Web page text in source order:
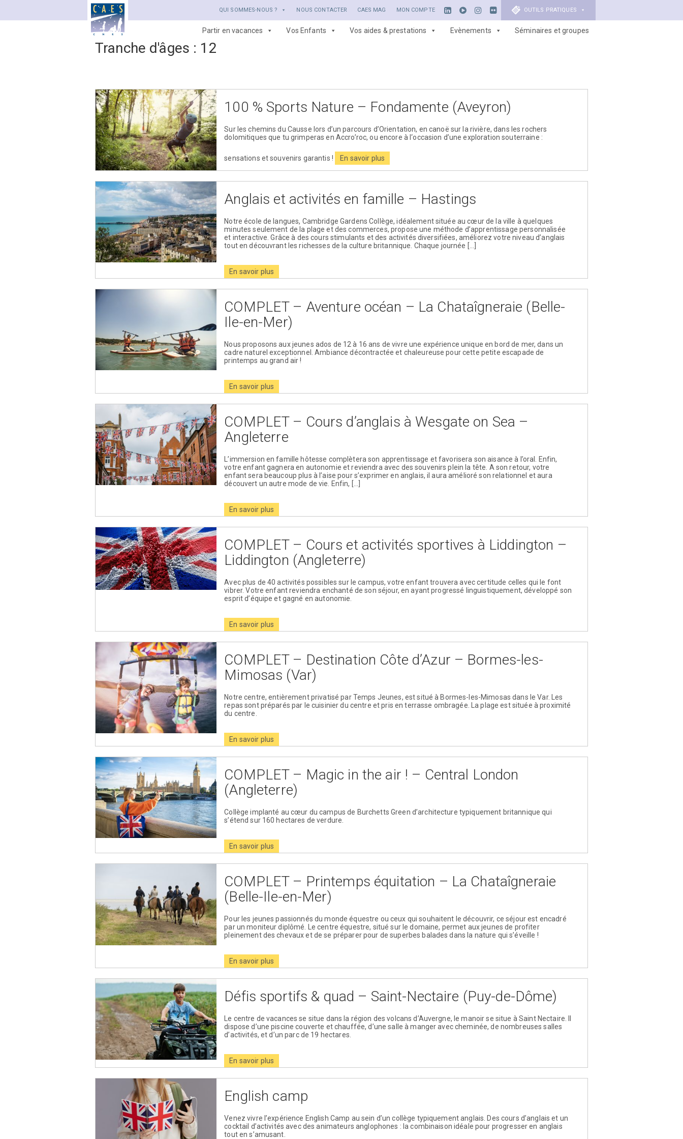
QUI SOMMES-NOUS ? NOUS CONTACTER CAES MAG MON COMPTE OUTILS PRATIQUES
Partir en vacances Vos Enfants Vos aides & prestations Evènements Séminaires et groupes
Tranche d'âges : 12
100 % Sports Nature – Fondamente (Aveyron)
Sur les chemins du Causse lors d’un parcours d’Orientation, en canoë sur la rivière, dans les rochers
dolomitiques que tu grimperas en Accro’roc, ou encore à l‘occasion d’une exploration souterraine :
sensations et souvenirs garantis ! En savoir plus
Anglais et activités en famille – Hastings
Notre école de langues, Cambridge Gardens Collège, idéalement située au cœur de la ville à quelques
minutes seulement de la plage et des commerces, propose une méthode d’apprentissage personnalisée
et interactive. Grâce à des cours stimulants et des activités diversifiées, améliorez votre niveau d’anglais
tout en découvrant les richesses de la culture britannique. Chaque journée […]
En savoir plus
COMPLET – Aventure océan – La Chataîgneraie (Belle-
Ile-en-Mer)
Nous proposons aux jeunes ados de 12 à 16 ans de vivre une expérience unique en bord de mer, dans un
cadre naturel exceptionnel. Ambiance décontractée et chaleureuse pour cette petite escapade de
printemps au grand air !
En savoir plus
COMPLET – Cours d’anglais à Wesgate on Sea –
Angleterre
L’immersion en famille hôtesse complètera son apprentissage et favorisera son aisance à l’oral. Enfin,
votre enfant gagnera en autonomie et reviendra avec des souvenirs plein la tête. A son retour, votre
enfant sera beaucoup plus à l’aise pour s’exprimer en anglais, il aura amélioré son relationnel et aura
découvert un autre mode de vie. Enfin, […]
En savoir plus
COMPLET – Cours et activités sportives à Liddington –
Liddington (Angleterre)
Avec plus de 40 activités possibles sur le campus, votre enfant trouvera avec certitude celles qui le font
vibrer. Votre enfant reviendra enchanté de son séjour, en ayant progressé linguistiquement, développé son
esprit d’équipe et gagné en autonomie.
En savoir plus
COMPLET – Destination Côte d’Azur – Bormes-les-
Mimosas (Var)
Notre centre, entièrement privatisé par Temps Jeunes, est situé à Bormes-les-Mimosas dans le Var. Les
repas sont préparés par le cuisinier du centre et pris en terrasse ombragée. La plage est située à proximité
du centre.
En savoir plus
COMPLET – Magic in the air ! – Central London
(Angleterre)
Collège implanté au cœur du campus de Burchetts Green d’architecture typiquement britannique qui
s’étend sur 160 hectares de verdure.
En savoir plus
COMPLET – Printemps équitation – La Chataîgneraie
(Belle-Ile-en-Mer)
Pour les jeunes passionnés du monde équestre ou ceux qui souhaitent le découvrir, ce séjour est encadré
par un moniteur diplômé. Le centre équestre, situé sur le domaine, permet aux jeunes de profiter
pleinement des chevaux et de se préparer pour de superbes balades dans la nature qui s’éveille !
En savoir plus
Défis sportifs & quad – Saint-Nectaire (Puy-de-Dôme)
Le centre de vacances se situe dans la région des volcans d’Auvergne, le manoir se situe à Saint Nectaire. Il
dispose d’une piscine couverte et chauffée, d’une salle à manger avec cheminée, de nombreuses salles
d’activités, et d’un parc de 19 hectares.
En savoir plus
English camp
Venez vivre l’expérience English Camp au sein d’un collège typiquement anglais. Des cours d’anglais et un
cocktail d’activités avec des animateurs anglophones : la combinaison idéale pour progresser en anglais
tout en s’amusant.
Navigation
des
articles